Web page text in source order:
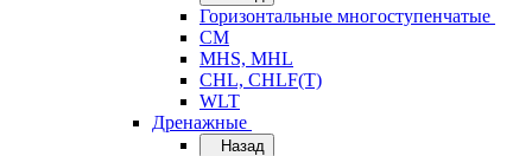
Горизонтальные многоступенчатые
CM
MHS, MHL
CHL, CHLF(T)
WLT
Дренажные
Назад